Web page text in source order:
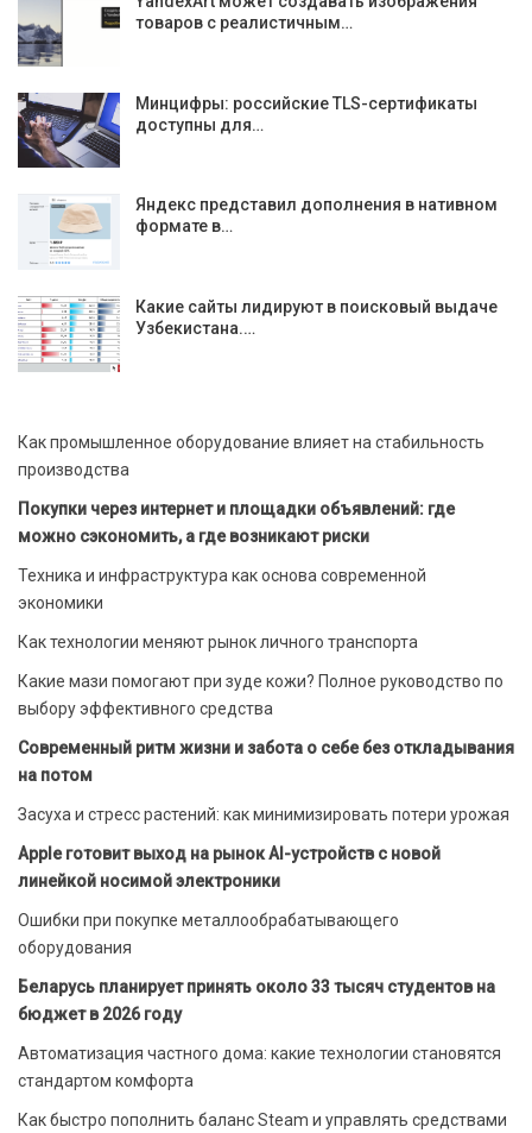
товаров с реалистичным…
Минцифры: российские TLS-сертификаты
доступны для…
Яндекс представил дополнения в нативном
формате в…
Какие сайты лидируют в поисковый выдаче
Узбекистана.…
Как промышленное оборудование влияет на стабильность
производства
Покупки через интернет и площадки объявлений: где
можно сэкономить, а где возникают риски
Техника и инфраструктура как основа современной
экономики
Как технологии меняют рынок личного транспорта
Какие мази помогают при зуде кожи? Полное руководство по
выбору эффективного средства
Современный ритм жизни и забота о себе без откладывания
на потом
Засуха и стресс растений: как минимизировать потери урожая
Apple готовит выход на рынок AI-устройств с новой
линейкой носимой электроники
Ошибки при покупке металлообрабатывающего
оборудования
Беларусь планирует принять около 33 тысяч студентов на
бюджет в 2026 году
Автоматизация частного дома: какие технологии становятся
стандартом комфорта
Как быстро пополнить баланс Steam и управлять средствами